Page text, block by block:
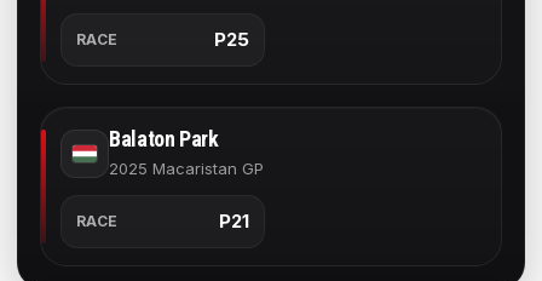
RACE P25
Balaton Park
2025 Macaristan GP
RACE P21